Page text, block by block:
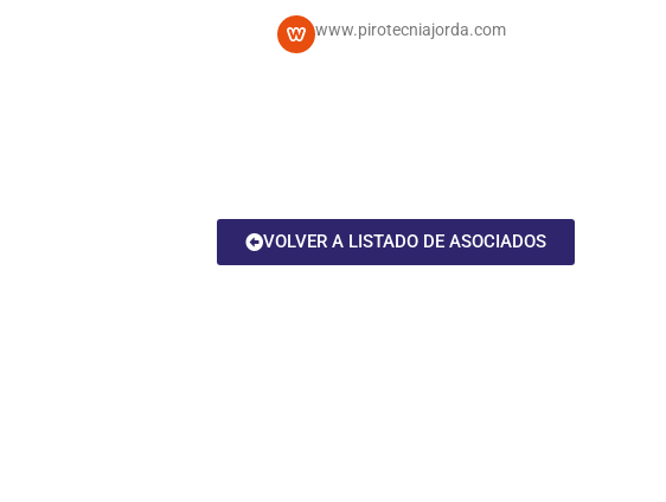
www.pirotecniajorda.com
VOLVER A LISTADO DE ASOCIADOS